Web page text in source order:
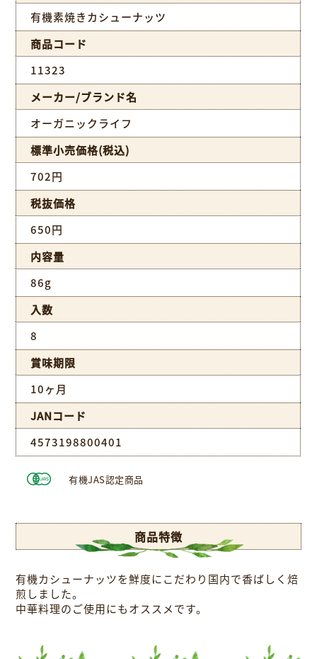
有機素焼きカシューナッツ
商品コード
11323
メーカー/ブランド名
オーガニックライフ
標準小売価格(税込)
702円
税抜価格
650円
内容量
86g
入数
8
賞味期限
10ヶ月
JANコード
4573198800401
有機JAS認定商品
商品特徴
有機カシューナッツを鮮度にこだわり国内で香ばしく焙
煎しました。
中華料理のご使用にもオススメです。